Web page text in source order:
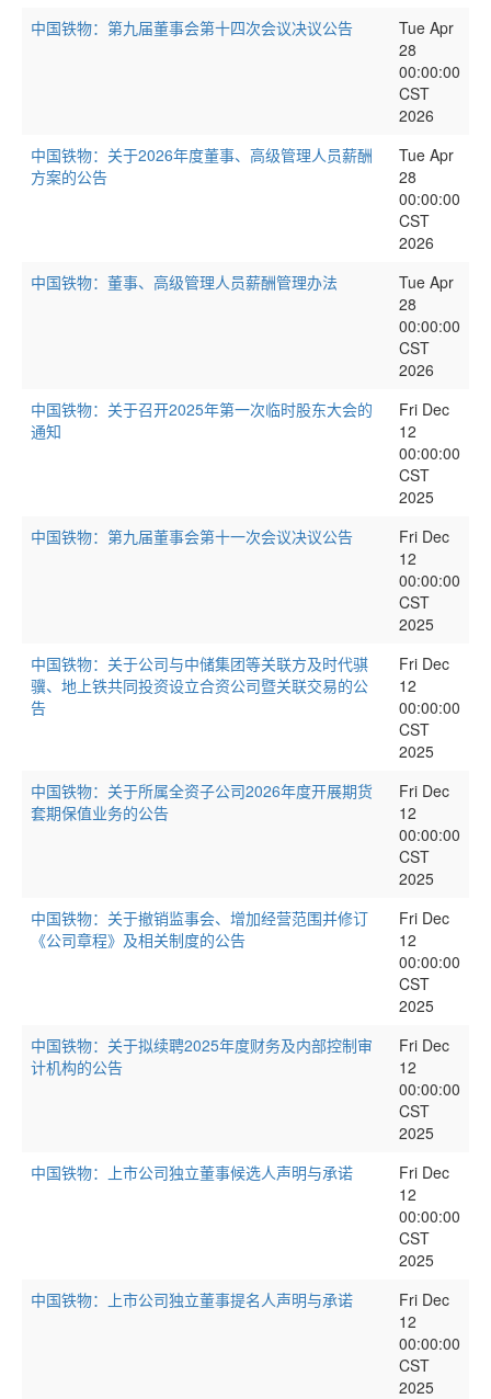
中国铁物：第九届董事会第十四次会议决议公告
Tue Apr
28
00:00:00
CST
2026
中国铁物：关于2026年度董事、高级管理人员薪酬
方案的公告
Tue Apr
28
00:00:00
CST
2026
中国铁物：董事、高级管理人员薪酬管理办法
Tue Apr
28
00:00:00
CST
2026
中国铁物：关于召开2025年第一次临时股东大会的
通知
Fri Dec
12
00:00:00
CST
2025
中国铁物：第九届董事会第十一次会议决议公告
Fri Dec
12
00:00:00
CST
2025
中国铁物：关于公司与中储集团等关联方及时代骐
骥、地上铁共同投资设立合资公司暨关联交易的公
告
Fri Dec
12
00:00:00
CST
2025
中国铁物：关于所属全资子公司2026年度开展期货
套期保值业务的公告
Fri Dec
12
00:00:00
CST
2025
中国铁物：关于撤销监事会、增加经营范围并修订
《公司章程》及相关制度的公告
Fri Dec
12
00:00:00
CST
2025
中国铁物：关于拟续聘2025年度财务及内部控制审
计机构的公告
Fri Dec
12
00:00:00
CST
2025
中国铁物：上市公司独立董事候选人声明与承诺
Fri Dec
12
00:00:00
CST
2025
中国铁物：上市公司独立董事提名人声明与承诺
Fri Dec
12
00:00:00
CST
2025